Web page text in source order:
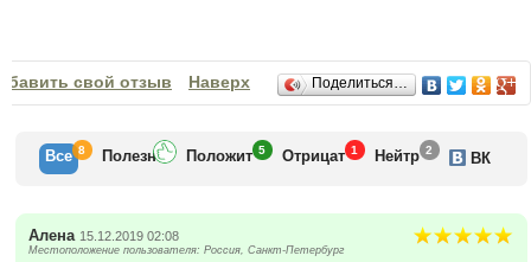
Отзывысвой отзыв Наверх Поделиться…
Все 8 Полезн Положит 5 Отрицат 1 Нейтр 2 ВК
Алена 15.12.2019 02:08
Местоположение пользователя: Россия, Санкт-Петербург